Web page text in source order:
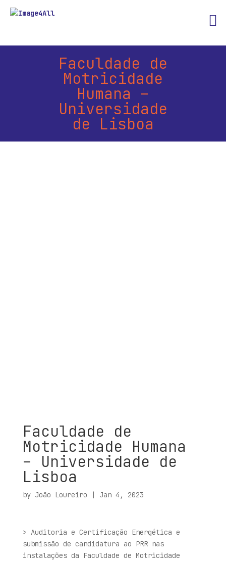
Faculdade de
Motricidade
Humana –
Universidade
de Lisboa
Faculdade de
Motricidade Humana
– Universidade de
Lisboa
by João Loureiro | Jan 4, 2023
> Auditoria e Certificação Energética e
submissão de candidatura ao PRR nas
instalações da Faculdade de Motricidade